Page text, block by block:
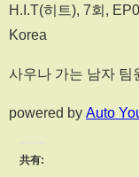
H.I.T(히트), 7회,
Korea
사우나 가는 남자 팀
powered by Auto
共有: